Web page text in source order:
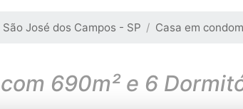
São José dos Campos - SP Casa em
690m² e 6